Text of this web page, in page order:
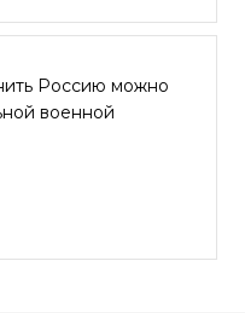
Россию можно
военной